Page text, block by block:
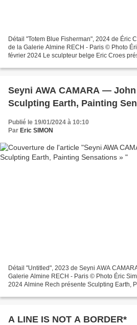
Détail "Totem Blue Fisherman", 2024 de Éric
de la Galerie Almine RECH - Paris © Photo
février 2024 Le sculpteur belge Eric Croes
Seyni AWA CAMARA — John
Sculpting Earth, Painting
Publié le 19/01/2024 à 10:10
Par Eric SIMON
Détail "Untitled", 2023 de Seyni AWA CAMARA - Courtesy de l'artiste et de la
Galerie Almine RECH - Paris © Photo Éric Simon Du 11 janvier au 24
2024 Almine Rech présente Sculpting Earth,
A LINE IS NOT A BORDER*